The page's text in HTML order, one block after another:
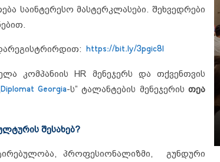
საინტერესო მასტერკლასები. შეხვედრები
https://bit.ly/3pgic8l
კომპანიის HR მენეჯერს და თქვენთვის
Diplomat Georgia-ს” ტალანტების მენეჯერის თეა
შესახებ?
პროფესიონალიზმი, გუნდური